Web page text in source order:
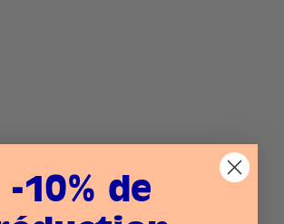
-10% de